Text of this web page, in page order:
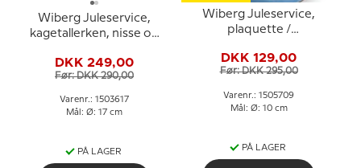
Wiberg Juleservice,
kagetallerken, nisse og
Grøndahl nr. 3503616
DKK 249,00
Før: DKK 290,00
Varenr.: 1503617
Mål: Ø: 17 cm
PÅ LAGER
Wiberg Juleservice,
plaquette /
og kat, Bing & Grøndahl
nr. 1505709
DKK 129,00
Før: DKK 295,00
Varenr.: 1505709
Mål: Ø: 10 cm
PÅ LAGER